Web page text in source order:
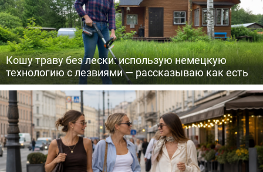
Кошу траву без лески: использую немецкую
технологию с лезвиями — рассказываю как есть